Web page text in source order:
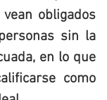
obligados
sin la
en lo que
como